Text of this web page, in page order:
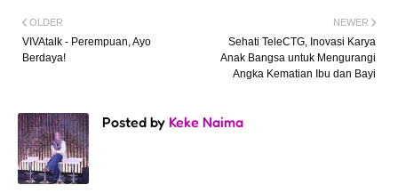
NEWER
Sehati TeleCTG, Inovasi Karya
Anak Bangsa untuk Mengurangi
Angka Kematian Ibu dan Bayi
OLDER
VIVAtalk - Perempuan, Ayo
Berdaya!
Posted by Keke Naima